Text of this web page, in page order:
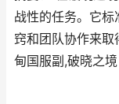
战性的任务。它
窍和团队协作来
甸国服副,破晓之